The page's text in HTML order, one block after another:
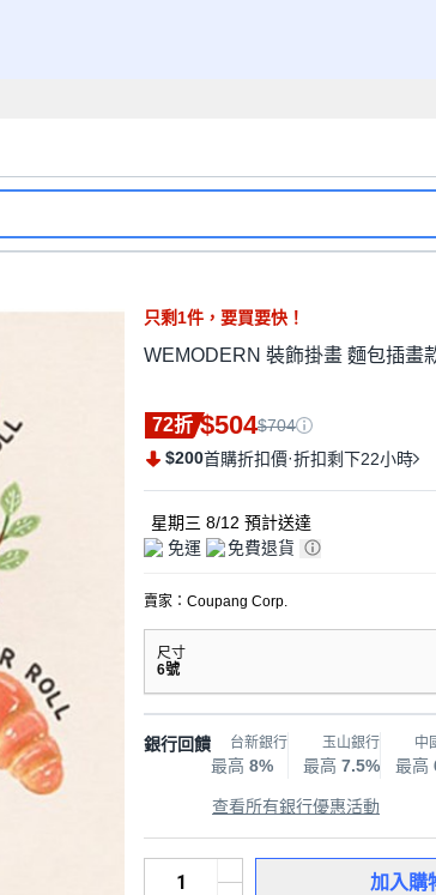
只剩1件， 要買要快！
WEMODERN 裝飾掛畫 麵包插畫
72折 $504$704
$200首購折扣價·折扣剩下22小時
星期三 8/12 預計送達
免運
免費退貨
賣家： Coupang Corp.
尺寸
6號
銀行回饋 台新銀行
最高 8%
玉山銀行
最高 7.5%
中
最高
查看所有銀行優惠活動
加入購